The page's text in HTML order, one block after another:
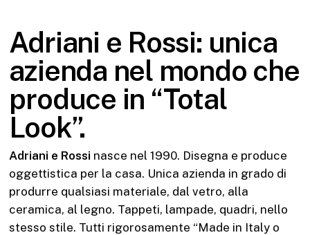
Adriani e Rossi: unica
azienda nel mondo che
produce in “Total
Look”.
Adriani e Rossi nasce nel 1990. Disegna e produce
oggettistica per la casa. Unica azienda in grado di
produrre qualsiasi materiale, dal vetro, alla
ceramica, al legno. Tappeti, lampade, quadri, nello
stesso stile. Tutti rigorosamente “Made in Italy o